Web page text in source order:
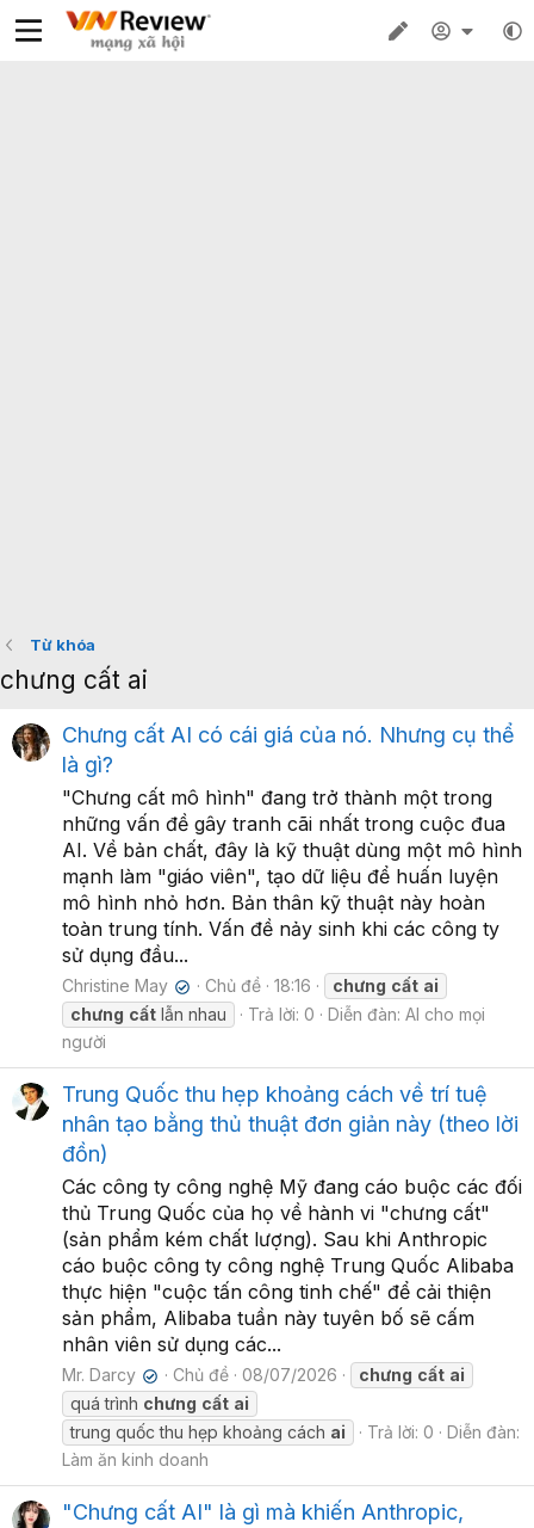
Từ khóa
chưng cất ai
Chưng cất AI có cái giá của nó. Nhưng cụ thể
là gì?
"Chưng cất mô hình" đang trở thành một trong
những vấn đề gây tranh cãi nhất trong cuộc đua
AI. Về bản chất, đây là kỹ thuật dùng một mô hình
mạnh làm "giáo viên", tạo dữ liệu để huấn luyện
mô hình nhỏ hơn. Bản thân kỹ thuật này hoàn
toàn trung tính. Vấn đề nảy sinh khi các công ty
sử dụng đầu...
Christine May ✔ Chủ đề 18:16 chưng cất ai
chưng cất lẫn nhau Trả lời: 0 Diễn đàn: AI cho mọi
người
Trung Quốc thu hẹp khoảng cách về trí tuệ
nhân tạo bằng thủ thuật đơn giản này (theo lời
đồn)
Các công ty công nghệ Mỹ đang cáo buộc các đối
thủ Trung Quốc của họ về hành vi "chưng cất"
(sản phẩm kém chất lượng). Sau khi Anthropic
cáo buộc công ty công nghệ Trung Quốc Alibaba
thực hiện "cuộc tấn công tinh chế" để cải thiện
sản phẩm, Alibaba tuần này tuyên bố sẽ cấm
nhân viên sử dụng các...
Mr. Darcy ✔ Chủ đề 08/07/2026 chưng cất ai
quá trình chưng cất ai
trung quốc thu hẹp khoảng cách ai Trả lời: 0
Diễn đàn:
Làm ăn kinh doanh
"Chưng cất AI" là gì mà khiến Anthropic,